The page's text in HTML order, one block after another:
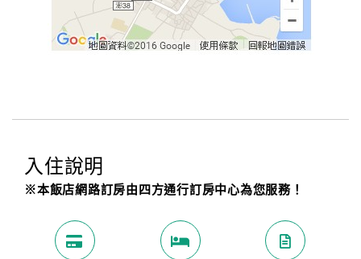
入住說明
※本飯店網路訂房由四方通行訂房中心為您服務！